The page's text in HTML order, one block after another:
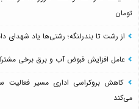
تومان
از رشت تا بندرلنگه؛ رشتی‌ها یاد شهدای
عامل افزایش قبوض آب و برق برخی
کاهش بروکراسی اداری مسیر فعالیت
می‌کند